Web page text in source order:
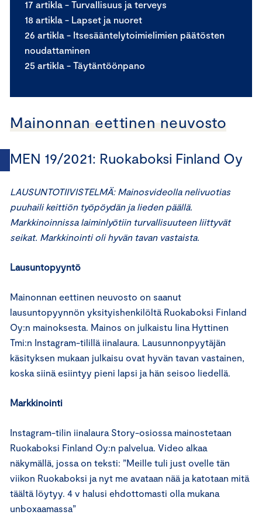
17 artikla - Turvallisuus ja terveys
18 artikla - Lapset ja nuoret
26 artikla - Itsesääntelytoimielimien päätösten
noudattaminen
25 artikla - Täytäntöönpano
Mainonnan eettinen neuvosto
MEN 19/2021: Ruokaboksi Finland Oy
LAUSUNTOTIIVISTELMÄ: Mainosvideolla nelivuotias
puuhaili keittiön työpöydän ja lieden päällä.
Markkinoinnissa laiminlyötiin turvallisuuteen liittyvät
seikat. Markkinointi oli hyvän tavan vastaista.
Lausuntopyyntö
Mainonnan eettinen neuvosto on saanut
lausuntopyynnön yksityishenkilöltä Ruokaboksi Finland
Oy:n mainoksesta. Mainos on julkaistu Iina Hyttinen
Tmi:n Instagram-tilillä iinalaura. Lausunnonpyytäjän
käsityksen mukaan julkaisu ovat hyvän tavan vastainen,
koska siinä esiintyy pieni lapsi ja hän seisoo liedellä.
Markkinointi
Instagram-tilin iinalaura Story-osiossa mainostetaan
Ruokaboksi Finland Oy:n palvelua. Video alkaa
näkymällä, jossa on teksti: ”Meille tuli just ovelle tän
viikon Ruokaboksi ja nyt me avataan nää ja katotaan mitä
täältä löytyy. 4 v halusi ehdottomasti olla mukana
unboxaamassa”